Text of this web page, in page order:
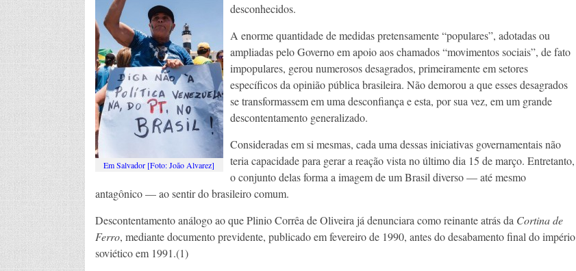
Em Salvador [Foto: João Alvarez]
desconhecidos.
A enorme quantidade de medidas pretensamente “populares”, adotadas ou
ampliadas pelo Governo em apoio aos chamados “movimentos sociais”, de fato
impopulares, gerou numerosos desagrados, primeiramente em setores
específicos da opinião pública brasileira. Não demorou a que esses desagrados
se transformassem em uma desconfiança e esta, por sua vez, em um grande
descontentamento generalizado.
Consideradas em si mesmas, cada uma dessas iniciativas governamentais não
teria capacidade para gerar a reação vista no último dia 15 de março. Entretanto,
o conjunto delas forma a imagem de um Brasil diverso — até mesmo
antagônico — ao sentir do brasileiro comum.
Descontentamento análogo ao que Plinio Corrêa de Oliveira já denunciara como reinante atrás da Cortina de
Ferro, mediante documento previdente, publicado em fevereiro de 1990, antes do desabamento final do império
soviético em 1991.(1)